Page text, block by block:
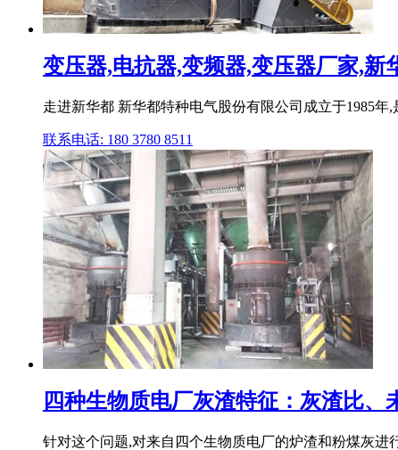
变压器,电抗器,变频器,变压器厂家,新
走进新华都 新华都特种电气股份有限公司成立于1985
联系电话: 180 3780 8511
四种生物质电厂灰渣特征：灰渣比、
针对这个问题,对来自四个生物质电厂的炉渣和粉煤灰